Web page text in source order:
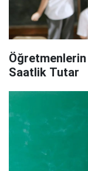
Saatlik Tutar